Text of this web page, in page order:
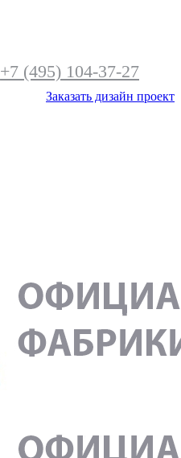
+7 (495) 104-37-27
Заказать дизайн проект